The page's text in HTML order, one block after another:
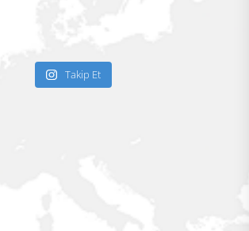
Takip Et